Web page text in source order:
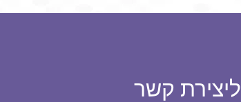
ליצירת קשר